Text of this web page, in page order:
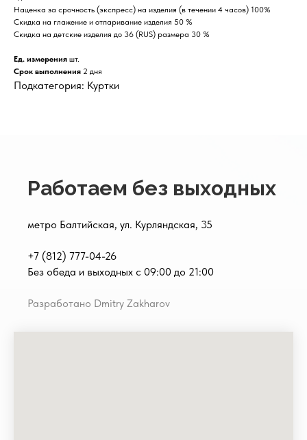
Наценка за срочность (экспресс) на изделия (в течении 4 часов) 100%
Скидка на глажение и отпаривание изделия 50 %
Скидка на детские изделия до 36 (RUS) размера 30 %
Ед. измерения шт.
Срок выполнения 2 дня
Подкатегория: Куртки
Работаем без выходных
метро Балтийская, ул. Курляндская, 35
+7 (812) 777-04-26
Без обеда и выходных с 09:00 до 21:00
Разработано Dmitry Zakharov